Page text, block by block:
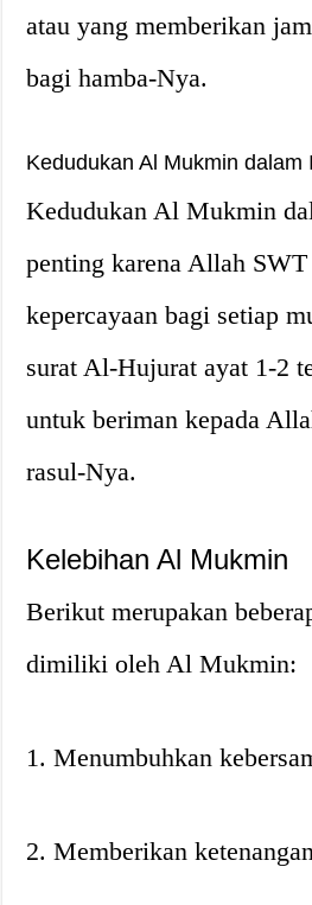
atau yang memberikan
bagi hamba-Nya.
Kedudukan Al Mukmin dalam
Kedudukan Al Mukmin
penting karena Allah
kepercayaan bagi setiap
surat Al-Hujurat ayat 1-2
untuk beriman kepada
rasul-Nya.
Kelebihan Al Mukmin
Berikut merupakan
dimiliki oleh Al Mukmin:
1. Menumbuhkan
2. Memberikan